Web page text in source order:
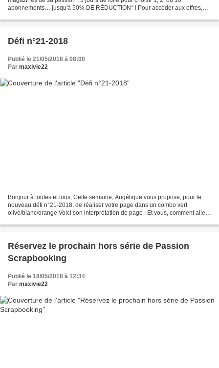
abonnements… jusqu'à 50% DE RÉDUCTION* ! Pour accéder aux offres,
Défi n°21-2018
Publié le 21/05/2018 à 08:00
Par maxivie22
Bonjour à toutes et tous, Cette semaine, Angélique vous propose, pour le
nouveau défi n°21-2018, de réaliser votre page dans un combo vert
olive/blanc/orange Voici son interprétation de page : Et vous, comment allez-
Réservez le prochain hors série de Passion
Scrapbooking
Publié le 18/05/2018 à 12:34
Par maxivie22